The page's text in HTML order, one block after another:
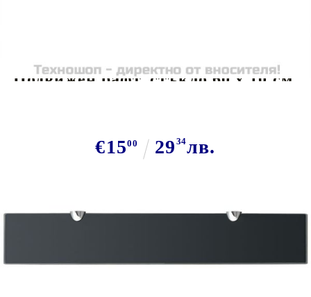
Подвижен рафт, стъкло 60 x 10 см,
€1500 29 34лв.
Безплатна доставка до адрес при плащане по банков път